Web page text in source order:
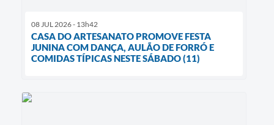
08 JUL 2026 - 13h42
CASA DO ARTESANATO PROMOVE FESTA
JUNINA COM DANÇA, AULÃO DE FORRÓ E
COMIDAS TÍPICAS NESTE SÁBADO (11)